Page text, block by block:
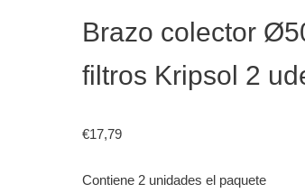
Brazo colector
filtros Kripsol 2
€17,79
Contiene 2 unidades el paquete